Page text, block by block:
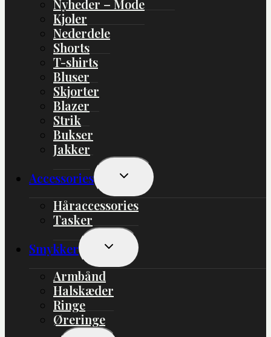
Nyheder – Mode
Kjoler
Nederdele
Shorts
T-shirts
Bluser
Skjorter
Blazer
Strik
Bukser
Jakker
Accessories
Skift
Undermenu
Håraccessories
Tasker
Smykker
Skift
Undermenu
Armbånd
Halskæder
Ringe
Øreringe